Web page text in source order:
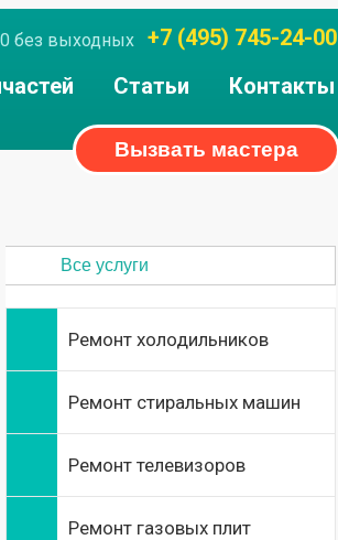
без выходных +7 (495) 745-24-00
Статьи Контакты
Вызвать мастера
Все услуги
Ремонт холодильников
Ремонт стиральных машин
Ремонт телевизоров
Ремонт газовых плит